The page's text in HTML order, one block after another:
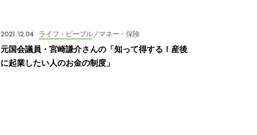
2021.12.04 ライフ・ピープル/ マネー・保険
元国会議員・宮崎謙介さんの「知って得する！産後
に起業したい人のお金の制度」